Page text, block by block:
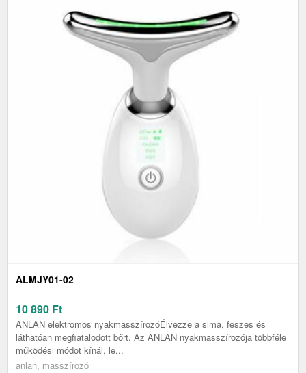
ALMJY01-02
10 890 Ft
ANLAN elektromos nyakmasszírozóÉlvezze a sima, feszes és
láthatóan megfiatalodott bőrt. Az ANLAN nyakmasszírozója többféle
működési módot kínál, le...
anlan, masszírozó